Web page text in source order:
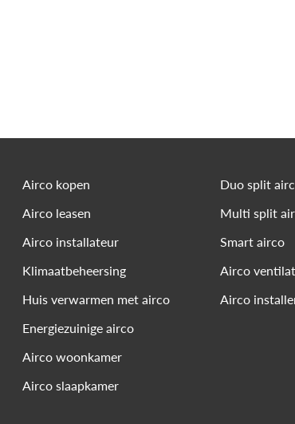
Airco kopen
Airco leasen
Airco installateur
Klimaatbeheersing
Huis verwarmen met airco
Energiezuinige airco
Airco woonkamer
Airco slaapkamer
Duo split
Multi split
Smart airco
Airco
Airco